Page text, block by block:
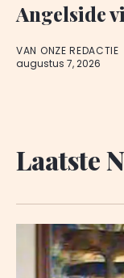
Angelside
VAN ONZE REDACTIE
augustus 7, 2026
Laatste